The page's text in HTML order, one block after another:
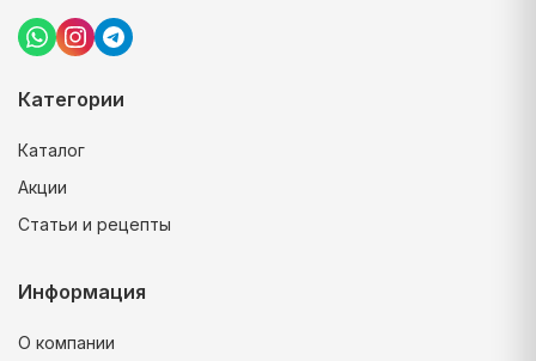
Категории
Каталог
Акции
Статьи и рецепты
Информация
О компании